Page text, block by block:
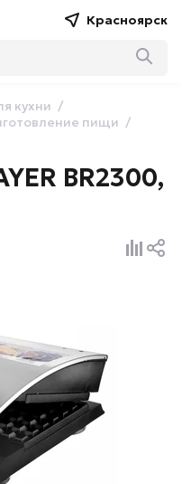
Красноярск
кухни
пищи
BR2300,